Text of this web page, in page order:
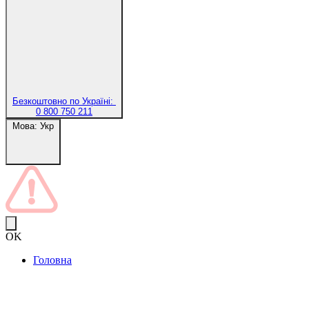
Безкоштовно по Україні:
0 800 750 211
Мова: Укр
OK
Головна